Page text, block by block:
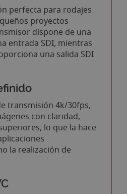
perfecta para rodajes
proyectos
dispone de una
entrada SDI, mientras
una salida SDI
transmisión 4k/30fps,
con claridad,
lo que la hace
la realización de